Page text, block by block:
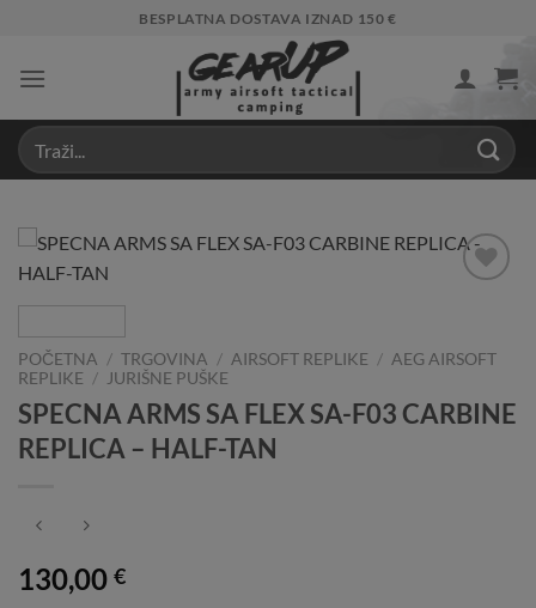
content
BESPLATNA DOSTAVA IZNAD 150 €
POČETNA / TRGOVINA / AIRSOFT REPLIKE / AEG AIRSOFT
REPLIKE / JURIŠNE PUŠKE
SPECNA ARMS SA FLEX SA-F03 CARBINE
REPLICA – HALF-TAN
130,00 €